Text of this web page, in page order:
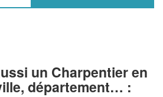
un Charpentier en
département… :